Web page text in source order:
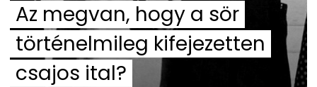
Az megvan, hogy a sör
történelmileg kifejezetten
csajos ital?